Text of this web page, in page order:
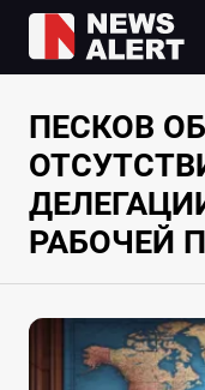
ПЕСКОВ
РАБОЧЕЙ